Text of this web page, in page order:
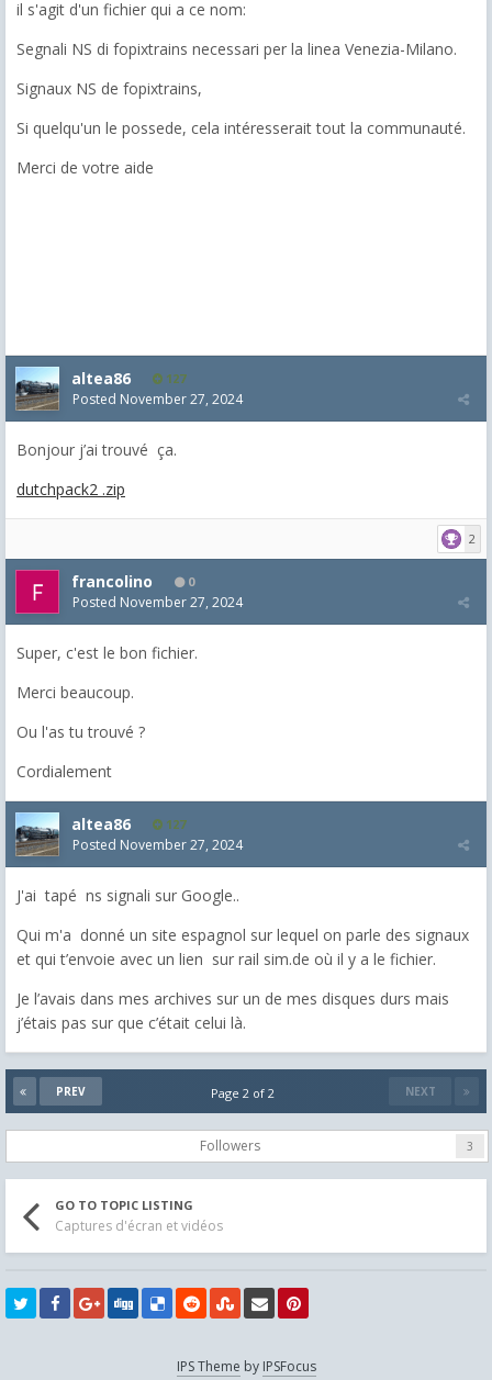
il s'agit d'un fichier qui a ce nom:
Segnali NS di fopixtrains necessari per la linea Venezia-Milano.
Signaux NS de fopixtrains,
Si quelqu'un le possede, cela intéresserait tout la communauté.
Merci de votre aide
altea86 127
Posted November 27, 2024
Bonjour j’ai trouvé ça.
dutchpack2 .zip
2
francolino 0
Posted November 27, 2024
Super, c'est le bon fichier.
Merci beaucoup.
Ou l'as tu trouvé ?
Cordialement
altea86 127
Posted November 27, 2024
J'ai tapé ns signali sur Google..
Qui m'a donné un site espagnol sur lequel on parle des signaux
et qui t’envoie avec un lien sur rail sim.de où il y a le fichier.
Je l’avais dans mes archives sur un de mes disques durs mais
j’étais pas sur que c’était celui là.
PREV NEXT
Page 2 of 2
Followers 3
GO TO TOPIC LISTING
Captures d'écran et vidéos
IPS Theme by IPSFocus